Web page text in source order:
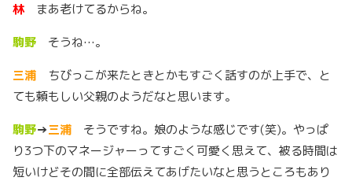
林 まあ老けてるからね。
駒野 そうね…。
三浦 ちびっこが来たときとかもすごく話すのが上手で、と
ても頼もしい父親のようだなと思います。
駒野→三浦 そうですね。娘のような感じです(笑)。やっぱ
り3つ下のマネージャーってすごく可愛く思えて、被る時間は
短いけどその間に全部伝えてあげたいなと思うところもあり